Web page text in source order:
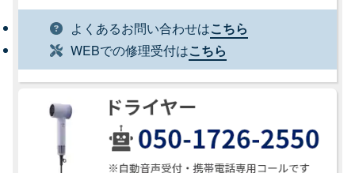
よくあるお問い合わせはこちら
WEBでの修理受付はこちら